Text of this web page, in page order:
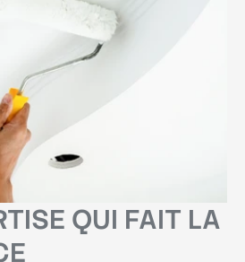
QUI FAIT LA